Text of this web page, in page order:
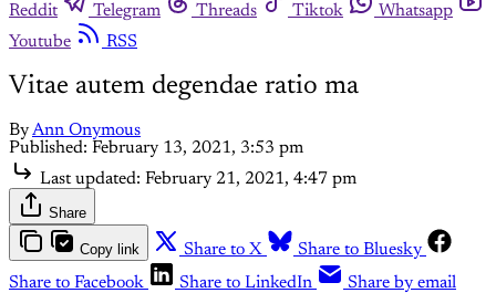
Reddit
Telegram Threads Tiktok
Whatsapp
Youtube
RSS
Vitae autem degendae ratio ma
ByAnn Onymous
Published: February 13, 2021, 3:53 pm
Last updated: February 21, 2021, 4:47 pm
Share
Copy link Share to X
Share to Bluesky
Share to Facebook
Share to LinkedIn Share by email